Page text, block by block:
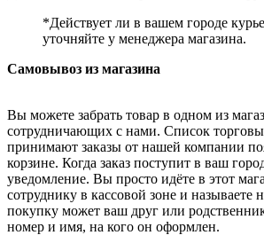
*Действует ли в вашем городе
уточняйте у менеджера магазина.
Самовывоз из магазина
Вы можете забрать товар в одном из
сотрудничающих с нами. Список
принимают заказы от нашей компании
корзине. Когда заказ поступит в ваш
уведомление. Вы просто идёте в этот
сотруднику в кассовой зоне и называете
покупку может ваш друг или
номер и имя, на кого он оформлен.